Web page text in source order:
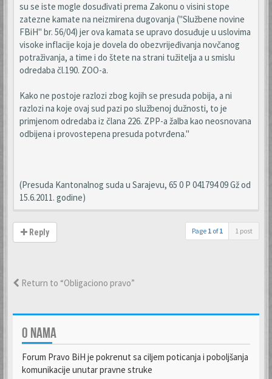
su se iste mogle dosuđivati prema Zakonu o visini stope
zatezne kamate na neizmirena dugovanja ("Službene novine
FBiH" br. 56/04) jer ova kamata se upravo dosuđuje u uslovima
visoke inflacije koja je dovela do obezvrijeđivanja novčanog
potraživanja, a time i do štete na strani tužitelja a u smislu
odredaba čl.190. ZOO-a.
Kako ne postoje razlozi zbog kojih se presuda pobija, a ni
razlozi na koje ovaj sud pazi po službenoj dužnosti, to je
primjenom odredaba iz člana 226. ZPP-a žalba kao neosnovana
odbijena i provostepena presuda potvrđena."
(Presuda Kantonalnog suda u Sarajevu, 65 0 P 041794 09 Gž od
15.6.2011. godine)
Reply Page 1 of1 1 post
Return to “Obligaciono pravo”
O NAMA
Forum Pravo BiH je pokrenut sa ciljem poticanja i poboljšanja
komunikacije unutar pravne struke